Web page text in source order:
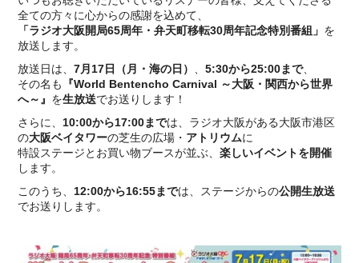
全ての方々に心からの感謝を込めて、
「ラジオ大阪開局65周年・弁天町移転30周年記念特別番組」 を
放送します。
放送日は、7月17日（月・海の日） 、5:30から25:00まで、
その名も
『World Bentencho Carnival ～大阪・関西から世界
へ～』 を生放送でお送りします！
さらに、 10:00から17:00までは、ラジオ大阪がある大阪市港区
の大阪ベイタワーの芝生の広場・ アトリウムに
特設ステージとお買い物ブースが並ぶ、楽しいイベントを開催
します。
このうち、 12:00から16:55までは、ステージからの公開生放送
でお送りします。